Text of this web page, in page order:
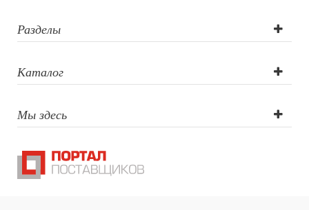
лазер),
Гравировка (CO2
лазер),
Гравировка
круговая (CO2
лазер)
Разделы
Каталог
Мы здесь